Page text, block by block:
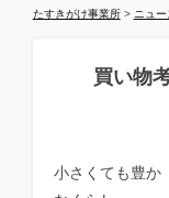
たすきがけ事業所> ニュー
買い物
小さくても豊か